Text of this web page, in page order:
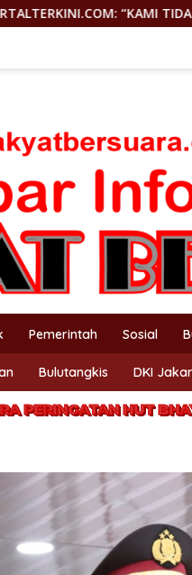
TUTUP RUANG HAK
Pemerintah Sosial
Bulutangkis DKI
PERINGATAN HUT